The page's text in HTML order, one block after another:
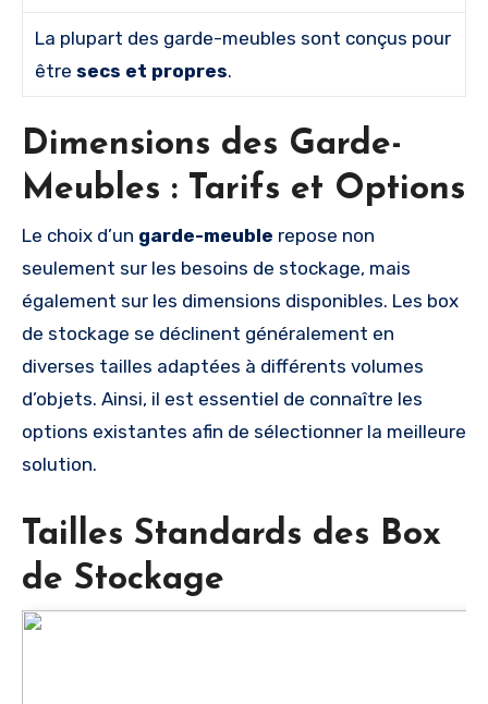
La plupart des garde-meubles sont conçus pour
êtresecs et propres.
Dimensions des Garde-
Meubles : Tarifs et Options
Le choix d’un garde-meuble repose non
seulement sur les besoins de stockage, mais
également sur les dimensions disponibles. Les box
de stockage se déclinent généralement en
diverses tailles adaptées à différents volumes
d’objets. Ainsi, il est essentiel de connaître les
options existantes afin de sélectionner la meilleure
solution.
Tailles Standards des Box
de Stockage